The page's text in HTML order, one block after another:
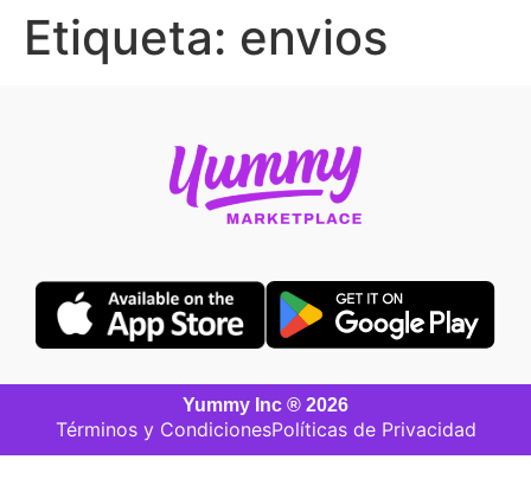
Etiqueta: envios
Yummy Inc ® 2026
Términos y CondicionesPolíticas de Privacidad